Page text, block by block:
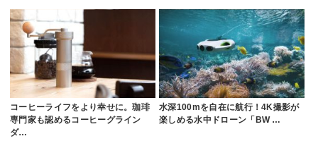
コーヒーライフをより幸せに。珈琲
専門家も認めるコーヒーグライン
ダ…
水深100mを自在に航行！4K撮影が
楽しめる水中ドローン「BW …